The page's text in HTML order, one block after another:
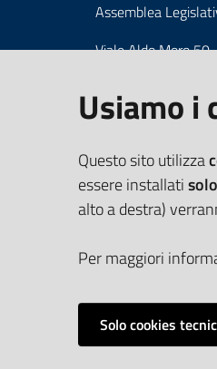
Assemblea
Viale Aldo Moro 50
Centralino 051
Cerca telefoni e
Vai alla
Usiamo i
Questo sito utilizza
essere installati
alto a destra)
Per maggiori
Solo cookies